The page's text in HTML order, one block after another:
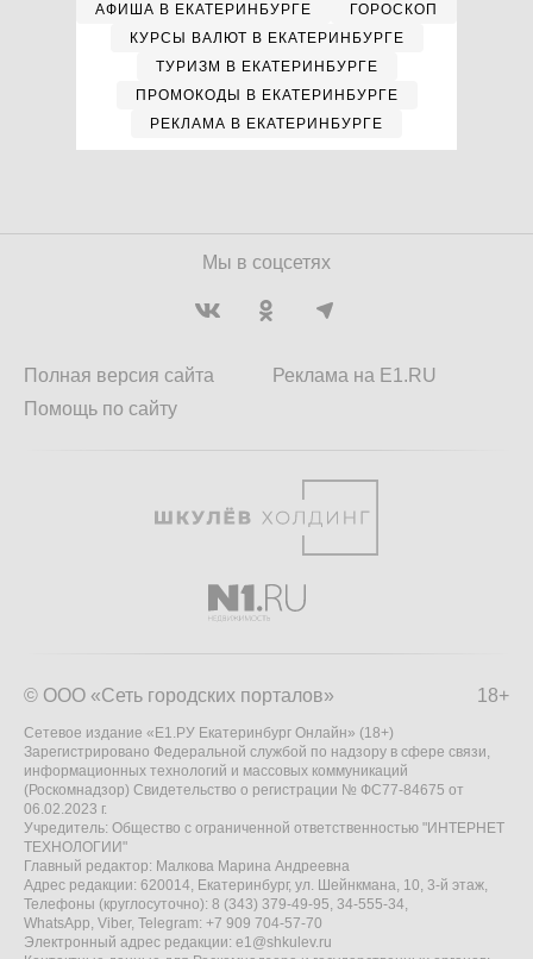
АФИША В ЕКАТЕРИНБУРГЕ
ГОРОСКОП
КУРСЫ ВАЛЮТ В ЕКАТЕРИНБУРГЕ
ТУРИЗМ В ЕКАТЕРИНБУРГЕ
ПРОМОКОДЫ В ЕКАТЕРИНБУРГЕ
РЕКЛАМА В ЕКАТЕРИНБУРГЕ
Мы в соцсетях
Полная версия сайта
Помощь по сайту
Реклама на E1.RU
18+
© ООО «Сеть городских порталов»
Сетевое издание «Е1.РУ Екатеринбург Онлайн» (18+)
Зарегистрировано Федеральной службой по надзору в сфере связи,
информационных технологий и массовых коммуникаций
(Роскомнадзор) Свидетельство о регистрации № ФС77-84675 от
06.02.2023 г.
Учредитель: Общество с ограниченной ответственностью "ИНТЕРНЕТ
ТЕХНОЛОГИИ"
Главный редактор: Малкова Марина Андреевна
Адрес редакции: 620014, Екатеринбург, ул. Шейнкмана, 10, 3-й этаж,
Телефоны (круглосуточно): 8 (343) 379-49-95, 34-555-34,
WhatsApp, Viber, Telegram: +7 909 704-57-70
Электронный адрес редакции: e1@shkulev.ru